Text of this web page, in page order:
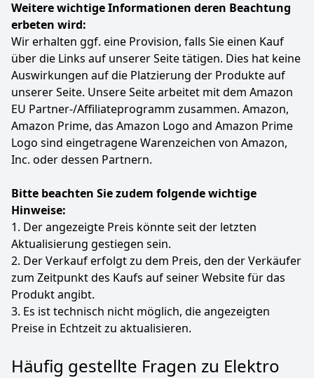
Weitere wichtige Informationen deren Beachtung
erbeten wird:
Wir erhalten ggf. eine Provision, falls Sie einen Kauf
über die Links auf unserer Seite tätigen. Dies hat keine
Auswirkungen auf die Platzierung der Produkte auf
unserer Seite. Unsere Seite arbeitet mit dem Amazon
EU Partner-/Affiliateprogramm zusammen. Amazon,
Amazon Prime, das Amazon Logo and Amazon Prime
Logo sind eingetragene Warenzeichen von Amazon,
Inc. oder dessen Partnern.
Bitte beachten Sie zudem folgende wichtige
Hinweise:
1. Der angezeigte Preis könnte seit der letzten
Aktualisierung gestiegen sein.
2. Der Verkauf erfolgt zu dem Preis, den der Verkäufer
zum Zeitpunkt des Kaufs auf seiner Website für das
Produkt angibt.
3. Es ist technisch nicht möglich, die angezeigten
Preise in Echtzeit zu aktualisieren.
Häufig gestellte Fragen zu Elektro